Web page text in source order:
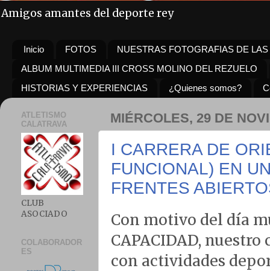
Amigos amantes del deporte rey
Inicio FOTOS
NUESTRAS FOTOGRAFIAS DE
ALBUM MULTIMEDIA III CROSS MOLINO DEL REZUELO
HISTORIAS Y EXPERIENCIAS
¿Quienes somos?
MIÉRCOLES, 29 DE
I CARRERA DE
FUNCIONAL) EN
FRENTES
Con motivo del día
CAPACIDAD,
con actividades
ATLETISMO
CALATRAVA
CLUB
ASOCIADO
COLABORADOR
ES